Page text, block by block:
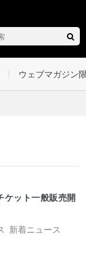
ウェブマガジン
新着ニュース
ケット一般販売開